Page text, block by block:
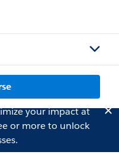
your impact at
or more to unlock